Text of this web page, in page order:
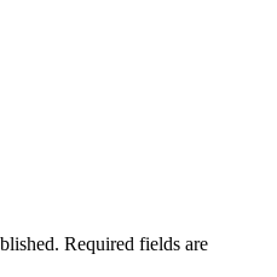
Required fields are